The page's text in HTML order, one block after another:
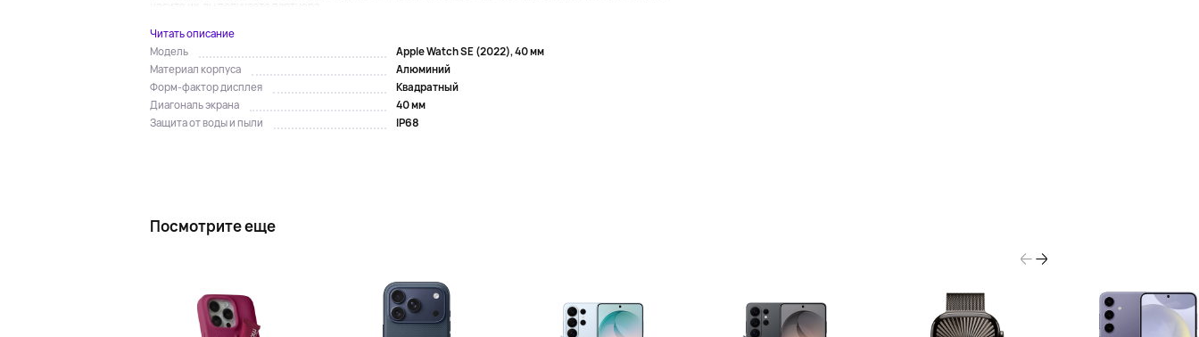
Читать описание
Модель
Apple Watch SE (2022), 40 мм
Материал корпуса
Алюминий
Форм-фактор дисплея
Квадратный
Диагональ экрана
40 мм
Защита от воды и пыли
IP68
Посмотрите еще